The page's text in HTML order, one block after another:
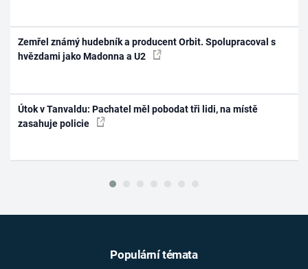
Zemřel známý hudebník a producent Orbit. Spolupracoval s
hvězdami jako Madonna a U2
Útok v Tanvaldu: Pachatel měl pobodat tři lidi, na místě
zasahuje policie
Populární témata